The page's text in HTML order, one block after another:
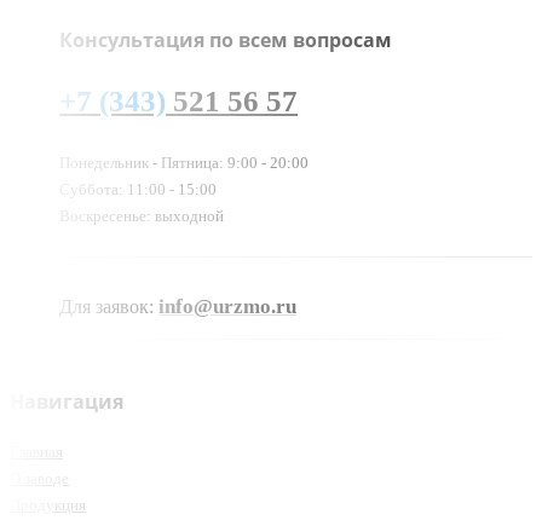
Консультация по всем вопросам
+7 (343) 521 56 57
Понедельник - Пятница: 9:00 - 20:00
Суббота: 11:00 - 15:00
Воскресенье: выходной
Для заявок: info@urzmo.ru
Навигация
Главная
О заводе
Продукция